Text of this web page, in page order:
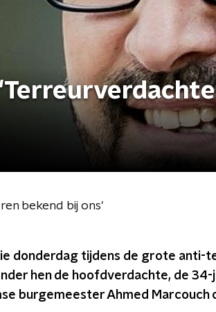
bekend bij ons'
donderdag tijdens de grote anti-
hen de hoofdverdachte, de 34-
burgemeester Ahmed Marcouch